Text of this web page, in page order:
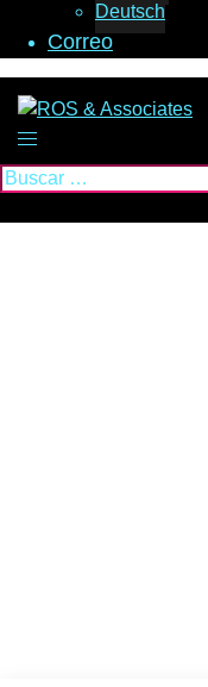
Deutsch
Correo
Alternar
menú
Buscar: